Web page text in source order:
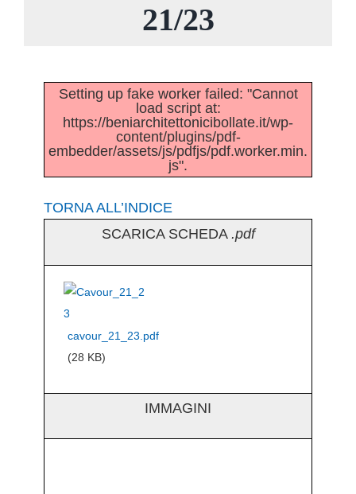
21/23
Setting up fake worker failed: "Cannot
load script at:
https://beniarchitettonicibollate.it/wp-
content/plugins/pdf-
embedder/assets/js/pdfjs/pdf.worker.min.
js".
TORNA ALL’INDICE
SCARICA SCHEDA .pdf
cavour_21_23.pdf
(28 KB)
IMMAGINI